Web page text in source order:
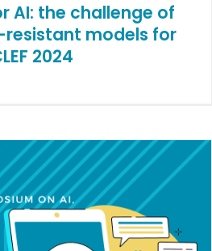
AI: the challenge of
models for
2024